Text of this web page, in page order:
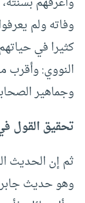
وفاته ولم
كثيرا في
النووي: وأقرب
وجماهير
تحقيق القول
ثم إن الحديث
وهو حديث جابر